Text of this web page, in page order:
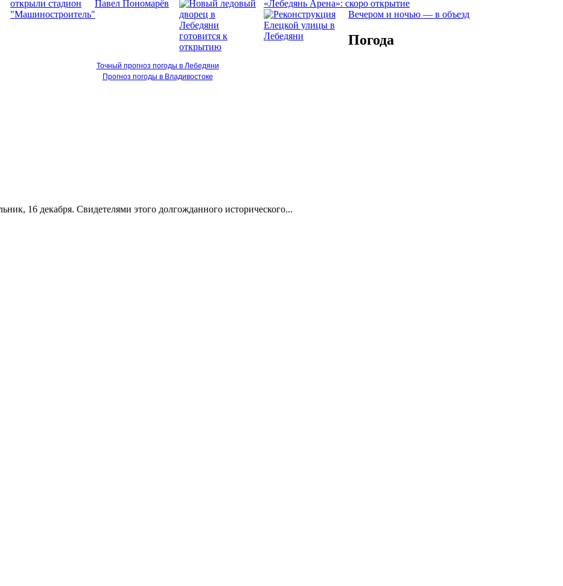
«Лебедянь Арена»: скоро открытие
Вечером и ночью — в объезд
Погода
Точный прогноз погоды в Лебедяни
Прогноз погоды в Владивостоке
16 декабря. Свидетелями этого долгожданного исторического...